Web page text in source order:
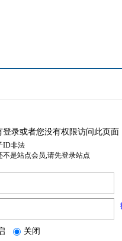
登录或者您没有权限访问此页面
ID非法
不是站点会员,请先登录站点
关闭